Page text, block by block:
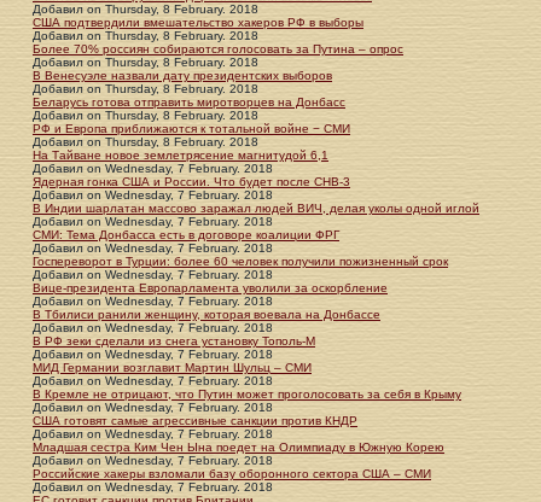
Добавил on Thursday, 8 February. 2018
США подтвердили вмешательство хакеров РФ в выборы
Добавил on Thursday, 8 February. 2018
Более 70% россиян собираются голосовать за Путина – опрос
Добавил on Thursday, 8 February. 2018
В Венесуэле назвали дату президентских выборов
Добавил on Thursday, 8 February. 2018
Беларусь готова отправить миротворцев на Донбасс
Добавил on Thursday, 8 February. 2018
РФ и Европа приближаются к тотальной войне − СМИ
Добавил on Thursday, 8 February. 2018
На Тайване новое землетрясение магнитудой 6,1
Добавил on Wednesday, 7 February. 2018
Ядерная гонка США и России. Что будет после СНВ-3
Добавил on Wednesday, 7 February. 2018
В Индии шарлатан массово заражал людей ВИЧ, делая уколы одной иглой
Добавил on Wednesday, 7 February. 2018
СМИ: Тема Донбасса есть в договоре коалиции ФРГ
Добавил on Wednesday, 7 February. 2018
Госпереворот в Турции: более 60 человек получили пожизненный срок
Добавил on Wednesday, 7 February. 2018
Вице-президента Европарламента уволили за оскорбление
Добавил on Wednesday, 7 February. 2018
В Тбилиси ранили женщину, которая воевала на Донбассе
Добавил on Wednesday, 7 February. 2018
В РФ зеки сделали из снега установку Тополь-М
Добавил on Wednesday, 7 February. 2018
МИД Германии возглавит Мартин Шульц – СМИ
Добавил on Wednesday, 7 February. 2018
В Кремле не отрицают, что Путин может проголосовать за себя в Крыму
Добавил on Wednesday, 7 February. 2018
США готовят самые агрессивные санкции против КНДР
Добавил on Wednesday, 7 February. 2018
Младшая сестра Ким Чен Ына поедет на Олимпиаду в Южную Корею
Добавил on Wednesday, 7 February. 2018
Российские хакеры взломали базу оборонного сектора США – СМИ
Добавил on Wednesday, 7 February. 2018